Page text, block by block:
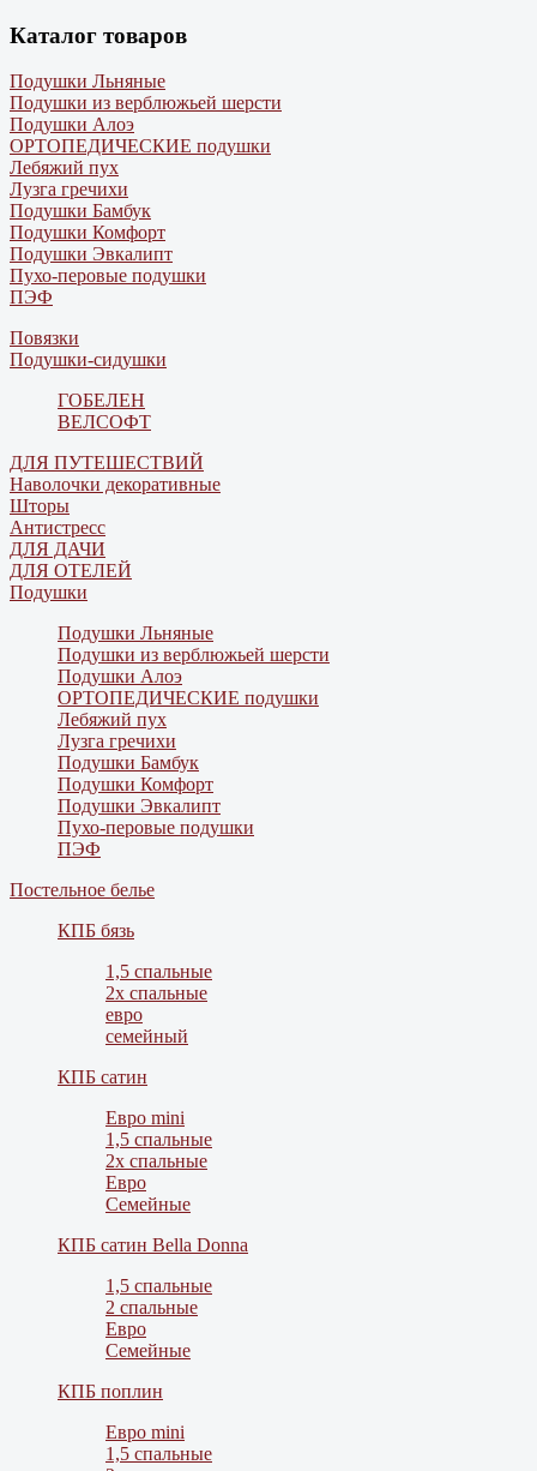
Каталог товаров
Подушки Льняные
Подушки из верблюжьей шерсти
Подушки Алоэ
ОРТОПЕДИЧЕСКИЕ подушки
Лебяжий пух
Лузга гречихи
Подушки Бамбук
Подушки Комфорт
Подушки Эвкалипт
Пухо-перовые подушки
ПЭФ
Повязки
Подушки-сидушки
ГОБЕЛЕН
ВЕЛСОФТ
ДЛЯ ПУТЕШЕСТВИЙ
Наволочки декоративные
Шторы
Антистресс
ДЛЯ ДАЧИ
ДЛЯ ОТЕЛЕЙ
Подушки
Подушки Льняные
Подушки из верблюжьей шерсти
Подушки Алоэ
ОРТОПЕДИЧЕСКИЕ подушки
Лебяжий пух
Лузга гречихи
Подушки Бамбук
Подушки Комфорт
Подушки Эвкалипт
Пухо-перовые подушки
ПЭФ
Постельное белье
КПБ бязь
1,5 спальные
2х спальные
евро
семейный
КПБ сатин
Евро mini
1,5 спальные
2х спальные
Евро
Семейные
КПБ сатин Bella Donna
1,5 спальные
2 спальные
Евро
Семейные
КПБ поплин
Евро mini
1,5 спальные